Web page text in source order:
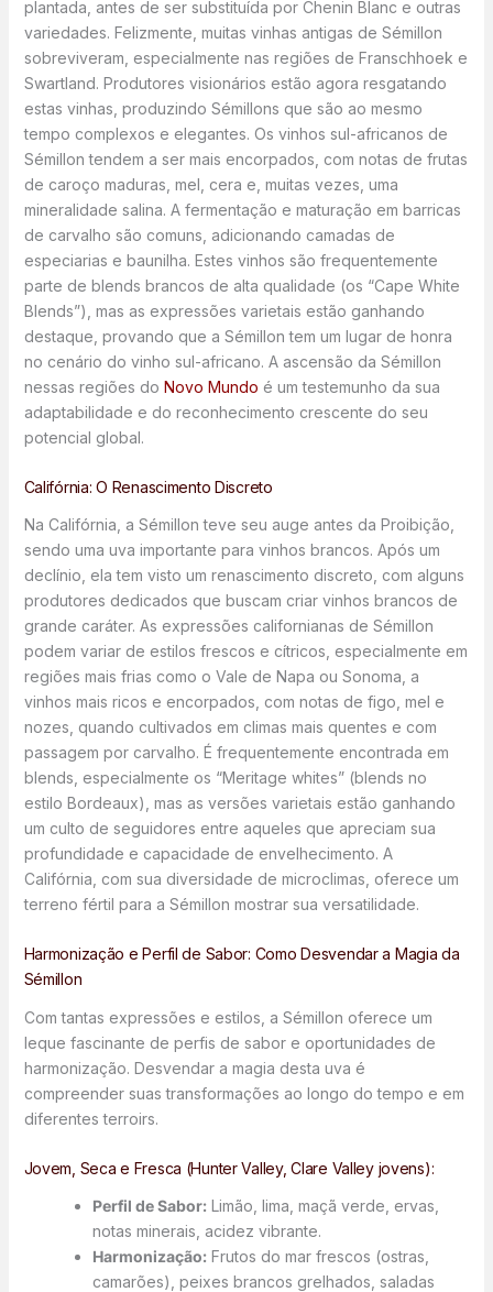
plantada, antes de ser substituída por Chenin Blanc e outras
variedades. Felizmente, muitas vinhas antigas de Sémillon
sobreviveram, especialmente nas regiões de Franschhoek e
Swartland. Produtores visionários estão agora resgatando
estas vinhas, produzindo Sémillons que são ao mesmo
tempo complexos e elegantes. Os vinhos sul-africanos de
Sémillon tendem a ser mais encorpados, com notas de frutas
de caroço maduras, mel, cera e, muitas vezes, uma
mineralidade salina. A fermentação e maturação em barricas
de carvalho são comuns, adicionando camadas de
especiarias e baunilha. Estes vinhos são frequentemente
parte de blends brancos de alta qualidade (os “Cape White
Blends”), mas as expressões varietais estão ganhando
destaque, provando que a Sémillon tem um lugar de honra
no cenário do vinho sul-africano. A ascensão da Sémillon
nessas regiões do Novo Mundo é um testemunho da sua
adaptabilidade e do reconhecimento crescente do seu
potencial global.
Califórnia: O Renascimento Discreto
Na Califórnia, a Sémillon teve seu auge antes da Proibição,
sendo uma uva importante para vinhos brancos. Após um
declínio, ela tem visto um renascimento discreto, com alguns
produtores dedicados que buscam criar vinhos brancos de
grande caráter. As expressões californianas de Sémillon
podem variar de estilos frescos e cítricos, especialmente em
regiões mais frias como o Vale de Napa ou Sonoma, a
vinhos mais ricos e encorpados, com notas de figo, mel e
nozes, quando cultivados em climas mais quentes e com
passagem por carvalho. É frequentemente encontrada em
blends, especialmente os “Meritage whites” (blends no
estilo Bordeaux), mas as versões varietais estão ganhando
um culto de seguidores entre aqueles que apreciam sua
profundidade e capacidade de envelhecimento. A
Califórnia, com sua diversidade de microclimas, oferece um
terreno fértil para a Sémillon mostrar sua versatilidade.
Harmonização e Perfil de Sabor: Como Desvendar a Magia da
Sémillon
Com tantas expressões e estilos, a Sémillon oferece um
leque fascinante de perfis de sabor e oportunidades de
harmonização. Desvendar a magia desta uva é
compreender suas transformações ao longo do tempo e em
diferentes terroirs.
Jovem, Seca e Fresca (Hunter Valley, Clare Valley jovens):
Perfil de Sabor:Limão, lima, maçã verde, ervas,
notas minerais, acidez vibrante.
Harmonização:Frutos do mar frescos (ostras,
camarões), peixes brancos grelhados, saladas